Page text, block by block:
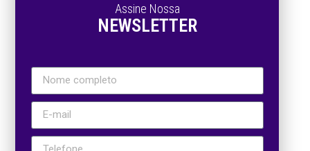
Assine Nossa
NEWSLETTER